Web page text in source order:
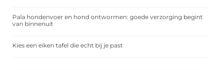
Pala hondenvoer en hond ontwormen: goede verzorging begint
van binnenuit
Kies een eiken tafel die echt bij je past